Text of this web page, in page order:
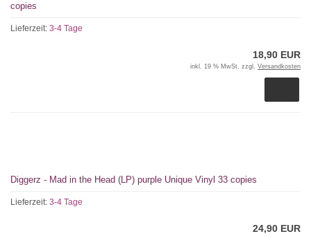
copies
Lieferzeit: 3-4 Tage
18,90 EUR
inkl. 19 % MwSt. zzgl. Versandkosten
Diggerz - Mad in the Head (LP) purple Unique Vinyl 33 copies
Lieferzeit: 3-4 Tage
24,90 EUR